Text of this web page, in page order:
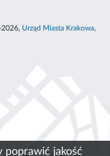
poprawić jakość
Urząd Miasta Krakowa,